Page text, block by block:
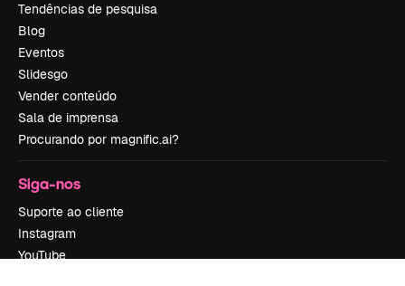
Tendências de pesquisa
Blog
Eventos
Slidesgo
Vender conteúdo
Sala de imprensa
Procurando por magnific.ai?
Siga-nos
Suporte ao cliente
Instagram
YouTube